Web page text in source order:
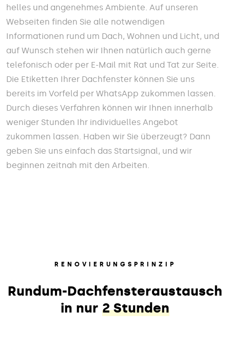
helles und angenehmes Ambiente. Auf unseren
Webseiten finden Sie alle notwendigen
Informationen rund um Dach, Wohnen und Licht, und
auf Wunsch stehen wir Ihnen natürlich auch gerne
telefonisch oder per E-Mail mit Rat und Tat zur Seite.
Die Etiketten Ihrer Dachfenster können Sie uns
bereits im Vorfeld per WhatsApp zukommen lassen.
Durch dieses Verfahren können wir Ihnen innerhalb
weniger Stunden Ihr individuelles Angebot
zukommen lassen. Haben wir Sie überzeugt? Dann
geben Sie uns einfach das Startsignal, und wir
beginnen zeitnah mit den Arbeiten.
RENOVIERUNGSPRINZIP
Rundum-Dachfensteraustausch
in nur 2 Stunden